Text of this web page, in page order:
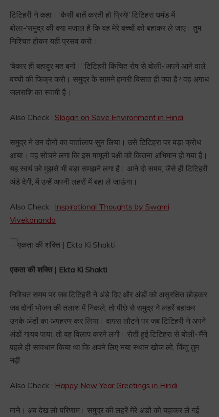
टिटिहरी ने कहा। ‘कैसी बातें करती हो प्रिये!’ टिटिहरा घमंड में
बोला-‘समुद्र की क्या मजाल है कि वह मेरे बच्चों को बहाकर ले जाए। तुम
निश्चित होकर यहीं प्रसव करो।’
‘बेकार ही बहादुर मत बनो।’ टिटिहरी किंचित रोष से बोली-‘अपने आने वाले
बच्चों की फिक्र करो। समुद्र के सामने हमारी बिसात ही क्या है? वह अगाध
जलराशि का स्वामी है।’
Also Check : Slogan on Save Environment in Hindi
समुद्र ने उन दोनों का वार्तालाप सुन लिया। उसे टिटिहरा पर बड़ा क्रोध
आया। वह सोचने लगा कि इस मामूली पक्षी को कितना अभिमान हो गया है।
यह स्वयं को मुझसे भी बड़ा समझने लगा है। आने दो समय, जैसे ही टिटिहरी
अंडे देगी, में उन्हें अपनी लहरों में बहा ले जाऊंगा।
Also Check : Inspirational Thoughts by Swami
Vivekananda
एकता की शक्ति | Ekta Ki Shakti
निश्चित समय पर जब टिटिहरी ने अंडे दिए और अंडों को असुरक्षित छोड़कर
जब दोनों भोजन की तलाश में निकले, तो पीछे से समुद्र ने लहरें बहाकर
उनके अंडों का अपहरण कर लिया। वापस लौटने पर जब टिटिहरी ने अपने
अंडों गायब पाया, तो वह विलाप करने लगी। रोती हुई टिटिहरा से बोली-‘मैंने
पहले ही सावधान किया था कि अपने लिए नया स्थान खोज लो, किंतु तुम
नहीं
Also Check : Happy New Year Greetings in Hindi
माने। अब देख लो परिणाम। समुद्र की लहरें मेरे अंडों को बहाकर ले गई